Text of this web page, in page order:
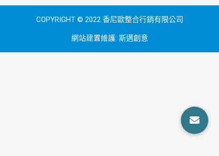
COPYRIGHT © 2022 香尼歐整合行銷有限公司
網站建置維護: 斯邁創意